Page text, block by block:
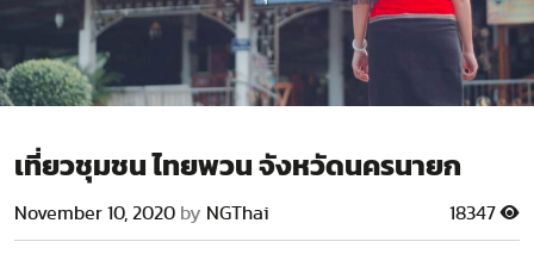
เที่ยวชุมชน ไทยพวน จังหวัดนครนายก
November 10, 2020 by NGThai 18347